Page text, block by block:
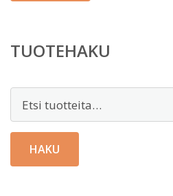
TUOTEHAKU
HAKU